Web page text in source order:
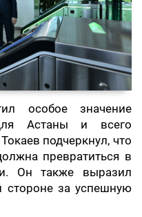
особое значение
Астаны и всего
подчеркнул, что
превратиться в
Он также выразил
стороне за успешную